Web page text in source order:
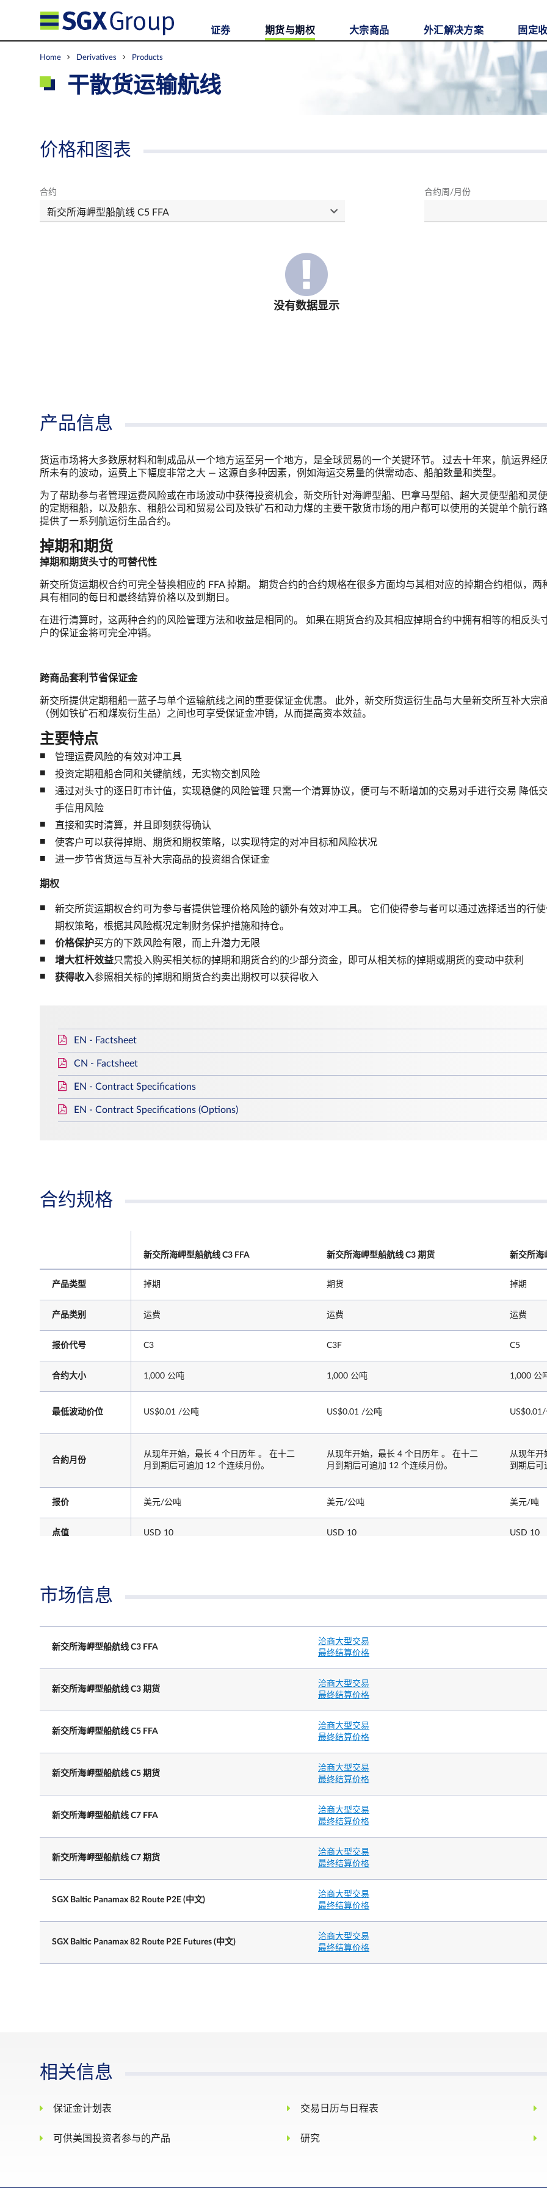
证券 期货与期权 大宗商品 外汇解决方案 固定
Home Derivatives Products
干散货运输航线
价格和图表
合约 合约周/月份
没有数据显示
产品信息
货运市场将大多数原材料和制成品从一个地方运至另一个地方，是全球贸易的一个关键环节。 过去十年来，航运界经
所未有的波动，运费上下幅度非常之大 — 这源自多种因素，例如海运交易量的供需动态、船舶数量和类型。
为了帮助参与者管理运费风险或在市场波动中获得投资机会，新交所针对海岬型船、巴拿马型船、超大灵便型船和灵
的定期租船，以及船东、租船公司和贸易公司及铁矿石和动力煤的主要干散货市场的用户都可以使用的关键单个航行
提供了一系列航运衍生品合约。
掉期和期货
掉期和期货头寸的可替代性
新交所货运期权合约可完全替换相应的 FFA 掉期。 期货合约的合约规格在很多方面均与其相对应的掉期合约相似，两
具有相同的每日和最终结算价格以及到期日。
在进行清算时，这两种合约的风险管理方法和收益是相同的。 如果在期货合约及其相应掉期合约中拥有相等的相反头
户的保证金将可完全冲销。
跨商品套利节省保证金
新交所提供定期租船一蓝子与单个运输航线之间的重要保证金优惠。 此外，新交所货运衍生品与大量新交所互补大宗
（例如铁矿石和煤炭衍生品）之间也可享受保证金冲销，从而提高资本效益。
主要特点
管理运费风险的有效对冲工具
投资定期租船合同和关键航线，无实物交割风险
通过对头寸的逐日盯市计值，实现稳健的风险管理 只需一个清算协议，便可与不断增加的交易对手进行交易 降低
手信用风险
直接和实时清算，并且即刻获得确认
使客户可以获得掉期、期货和期权策略，以实现特定的对冲目标和风险状况
进一步节省货运与互补大宗商品的投资组合保证金
期权
新交所货运期权合约可为参与者提供管理价格风险的额外有效对冲工具。 它们使得参与者可以通过选择适当的行
期权策略，根据其风险概况定制财务保护措施和持仓。
价格保护买方的下跌风险有限，而上升潜力无限
增大杠杆效益只需投入购买相关标的掉期和期货合约的少部分资金，即可从相关标的掉期或期货的变动中获利
获得收入参照相关标的掉期和期货合约卖出期权可以获得收入
EN - Factsheet
CN - Factsheet
EN - Contract Specifications
EN - Contract Specifications (Options)
合约规格
新交所海岬型船航线 C3 FFA 新交所海岬型船航线 C3 期货 新交所海
产品类型 掉期 期货 掉期
产品类别 运费 运费 运费
报价代号 C3 C3F C5
合约大小 1,000 公吨 1,000 公吨 1,000 公
最低波动价位 US$0.01 /公吨 US$0.01 /公吨
合約月份
从现年开始，最长 4 个日历年 。 在十二
月到期后可追加 12 个连续月份。
从现年开始，最长 4 个日历年 。 在十二
月到期后可追加 12 个连续月份。
从现年开
到期后可
报价 美元/公吨 美元/公吨 美元/吨
点值 USD 10 USD 10 USD 10
时间)
每个英国工作日
T 时段：上午 7.10 - 晚上 8.00
注: 在 T 时段结束后, 交易者还有 30 分钟
的宽限时段注册T 时段的交易
电子盘
T 时段：上午 7.25 - 晚上 8.00
收市前交易: 晚上7.55 - 晚上7.59
不可撤单: 晚上7.59 - 晚上8.00
开市前交易: 晚上8.05 - 晚上8.13
不可撤单: 晚上8.13 - 晚上8.15
场外交易
注: 在 T 时段结束后, 交易者还有 30 分钟
场外交易
T 时段：上午 7.10 - 晚上 8.00
注: 在 T 时段结束后, 交易者还有 30 分钟
电子盘
上午 7.25 - 晚上 8.00
注: 在 T
标的指数的最后公布日
交付价格/最终结
市场信息
新交所海岬型船航线 C3 FFA
洽商大型交易
最终结算价格
新交所海岬型船航线 C3 期货
洽商大型交易
最终结算价格
新交所海岬型船航线 C5 FFA
洽商大型交易
最终结算价格
新交所海岬型船航线 C5 期货
洽商大型交易
最终结算价格
新交所海岬型船航线 C7 FFA
洽商大型交易
最终结算价格
新交所海岬型船航线 C7 期货
洽商大型交易
最终结算价格
SGX Baltic Panamax 82 Route P2E (中文)
洽商大型交易
最终结算价格
SGX Baltic Panamax 82 Route P2E Futures (中文)
洽商大型交易
最终结算价格
相关信息
保证金计划表 交易日历与日程表
可供美国投资者参与的产品 研究